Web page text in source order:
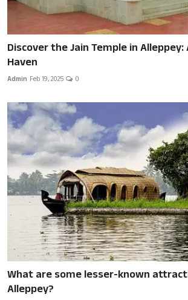
Discover the Jain Temple in
Haven
Admin Feb 19, 2025 0
What are some lesser-known
Alleppey?